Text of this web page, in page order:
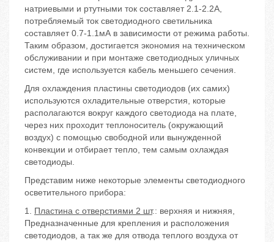
натриевыми и ртутными ток составляет 2.1-2.2А,
потребляемый ток светодиодного светильника
составляет 0.7-1.1мА в зависимости от режима работы.
Таким образом, достигается экономия на техническом
обслуживании и при монтаже светодиодных уличных
систем, где используется кабель меньшего сечения.
Для охлаждения пластины светодиодов (их самих)
используются охладительные отверстия, которые
располагаются вокруг каждого светодиода на плате,
через них проходит теплоноситель (окружающий
воздух) с помощью свободной или вынужденной
конвекции и отбирает тепло, тем самым охлаждая
светодиоды.
Представим ниже некоторые элементы светодиодного
осветительного прибора:
1. Пластина с отверстиями 2 шт.: верхняя и нижняя,
Предназначенные для крепления и расположения
светодиодов, а так же для отвода теплого воздуха от